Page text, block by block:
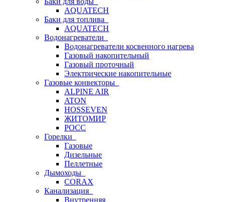
AQUATECH
Баки для топлива
AQUATECH
Водонагреватели
Водонагреватели косвенного нагрева
Газовый накопительный
Газовый проточный
Электрические накопительные
Газовые конвекторы
ALPINE AIR
ATON
HOSSEVEN
ЖИТОМИР
РОСС
Горелки
Газовые
Дизельные
Пеллетные
Дымоходы
CORAX
Канализация
Внутренняя